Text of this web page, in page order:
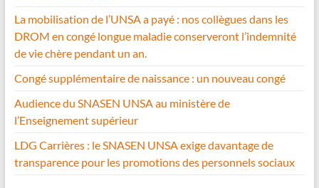
La mobilisation de l’UNSA a payé : nos collègues dans les
DROM en congé longue maladie conserveront l’indemnité
de vie chère pendant un an.
Congé supplémentaire de naissance : un nouveau congé
Audience du SNASEN UNSA au ministère de
l’Enseignement supérieur
LDG Carrières : le SNASEN UNSA exige davantage de
transparence pour les promotions des personnels sociaux